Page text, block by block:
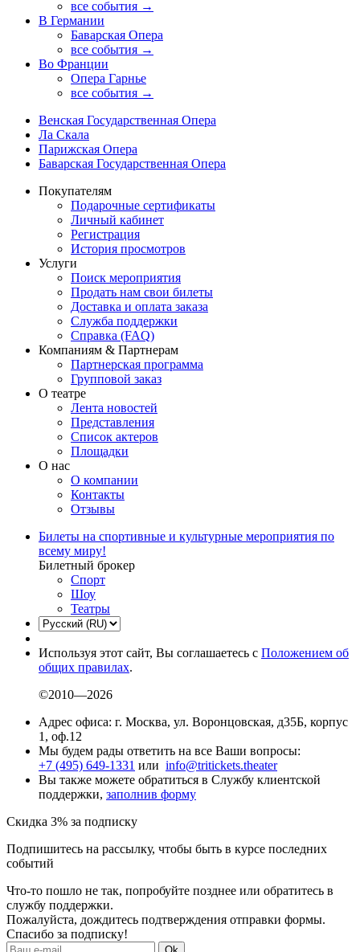
все события →
В Германии
Баварская Опера
все события →
Во Франции
Опера Гарнье
все события →
Венская Государственная Опера
Ла Скала
Парижская Опера
Баварская Государственная Опера
Покупателям
Подарочные сертификаты
Личный кабинет
Регистрация
История просмотров
Услуги
Поиск мероприятия
Продать нам свои билеты
Доставка и оплата заказа
Служба поддержки
Справка (FAQ)
Компаниям & Партнерам
Партнерская программа
Групповой заказ
О театре
Лента новостей
Представления
Список актеров
Площадки
О нас
О компании
Контакты
Отзывы
Билеты на спортивные и культурные мероприятия по
всему миру!
Билетный брокер
Спорт
Шоу
Театры
Используя этот сайт, Вы соглашаетесь с Положением об
общих правилах.
©2010—2026
Адрес офиса: г. Москва, ул. Воронцовская, д35Б, корпус
1, оф.12
Мы будем рады ответить на все Ваши вопросы:
+7 (495) 649-1331 или info@tritickets.theater
Вы также можете обратиться в Службу клиентской
поддержки, заполнив форму
Скидка 3% за подписку
Подпишитесь на рассылку, чтобы быть в курсе последних
событий
Что-то пошло не так, попробуйте позднее или обратитесь в
службу поддержки.
Пожалуйста, дождитесь подтверждения отправки формы.
Спасибо за подписку!